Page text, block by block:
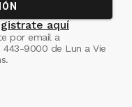
aquí
por email a
443-9000 de Lun a Vie